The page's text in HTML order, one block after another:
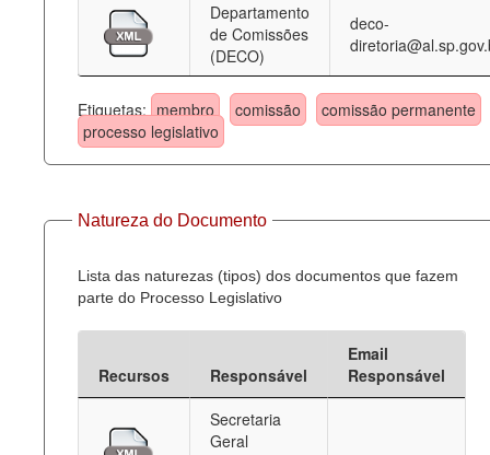
Departamento
de Comissões
(DECO)
deco-
Etiquetas: membro comissão
comissão permanente
processo legislativo
Natureza do Documento
Lista das naturezas (tipos) dos documentos que fazem
parte do Processo Legislativo
Recursos Responsável
Email
Responsável
Secretaria
Geral